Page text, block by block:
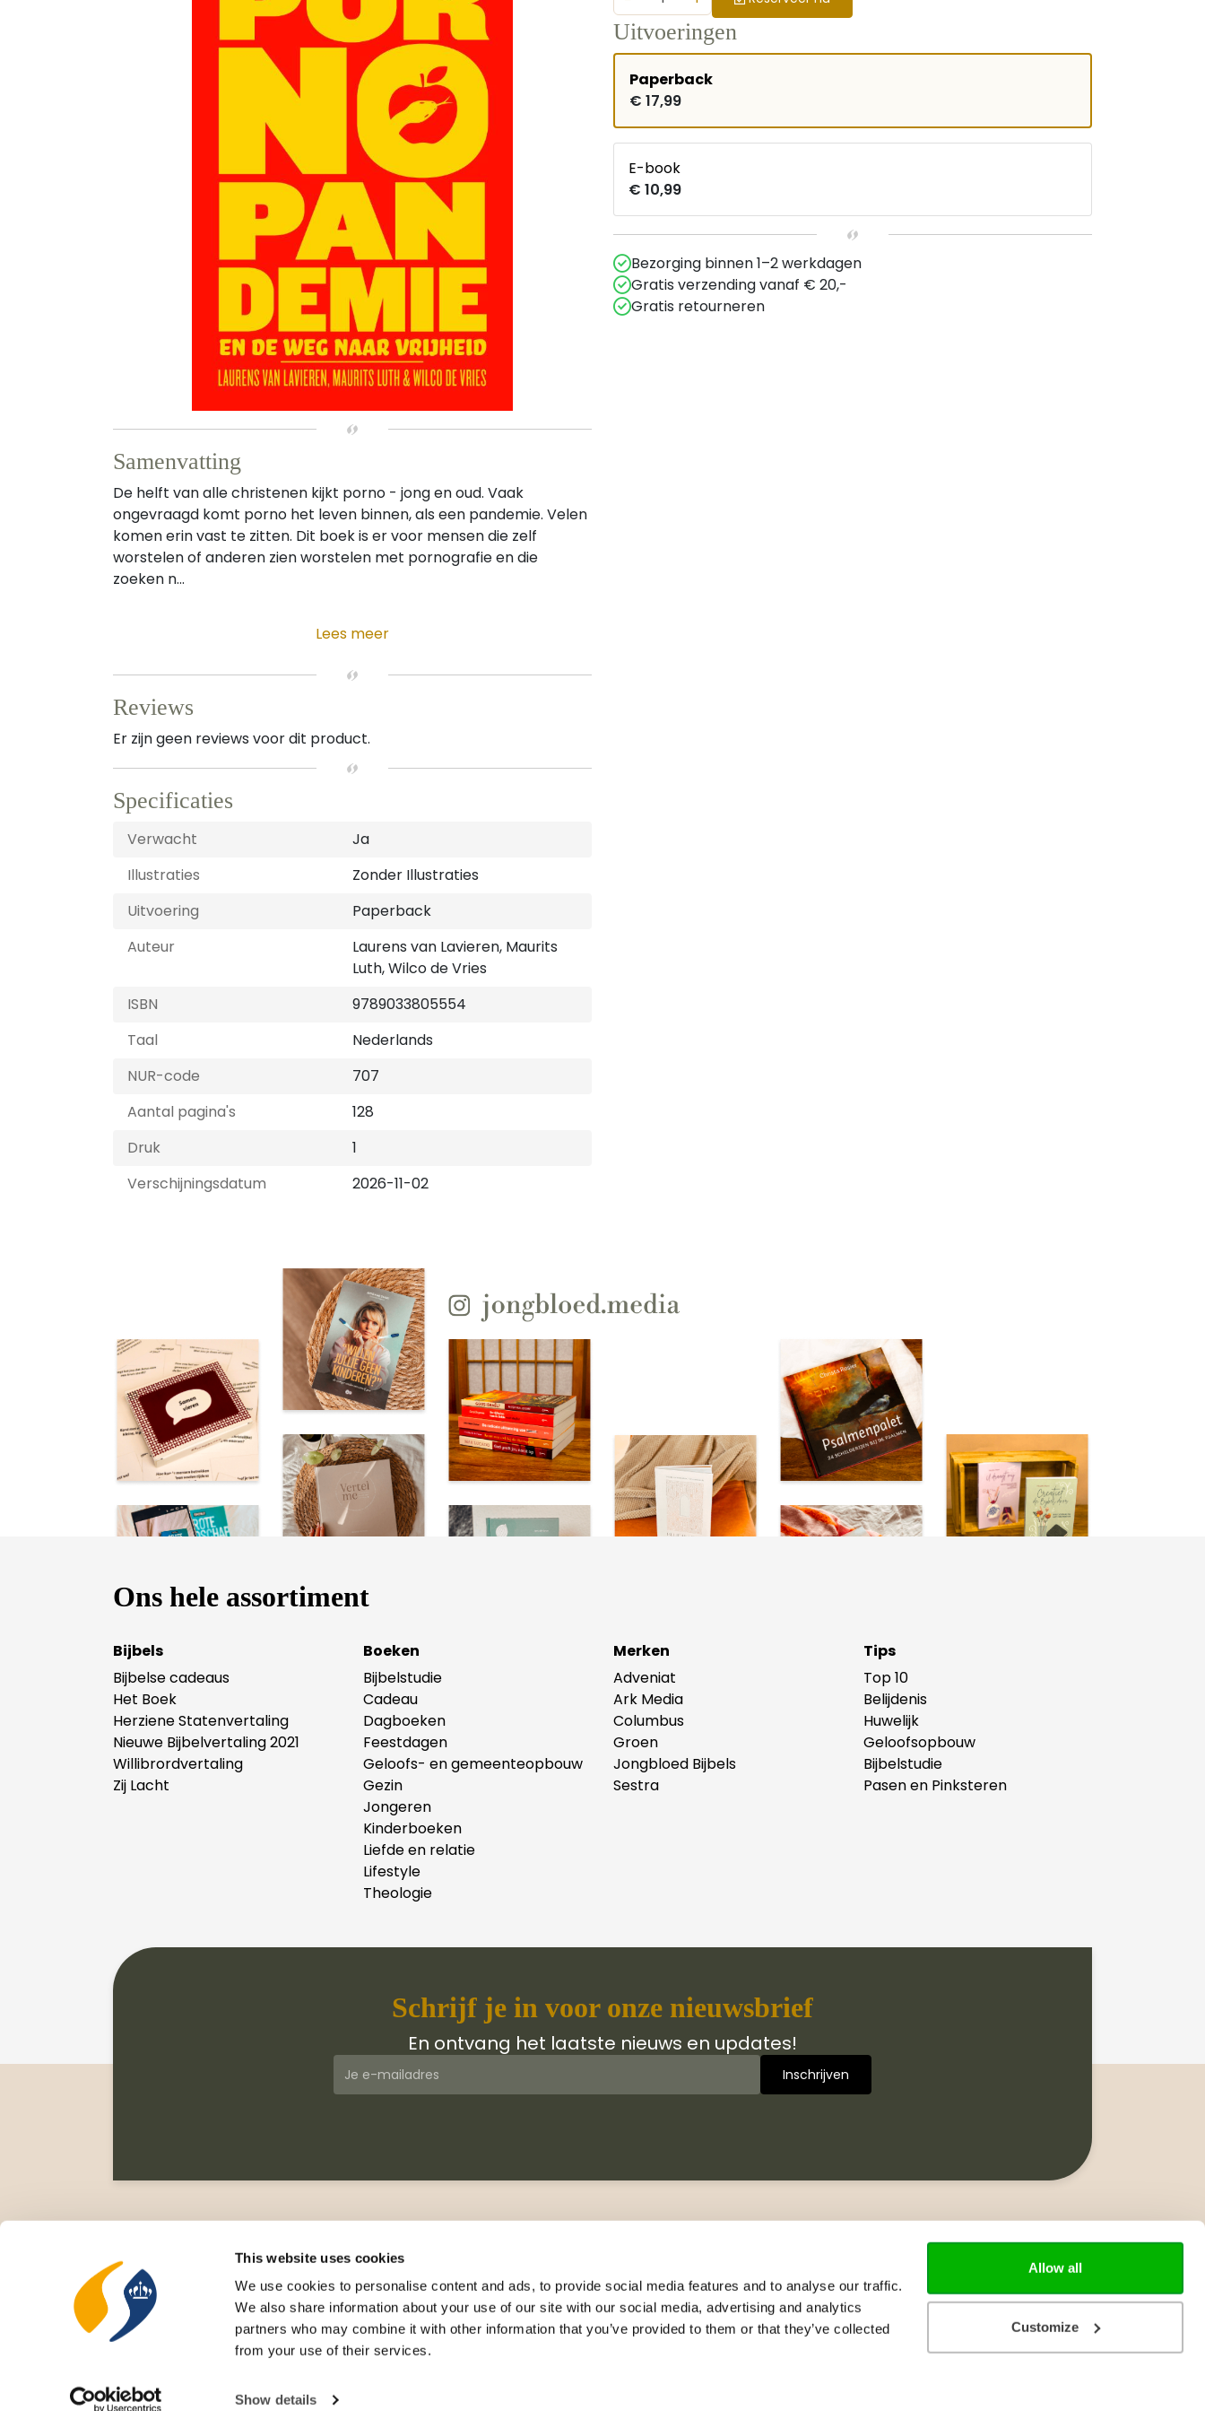
This website uses cookies
We use cookies to personalise content and ads, to provide social media features and to analyse our traffic.
We also share information about your use of our site with our social media, advertising and analytics
partners who may combine it with other information that you’ve provided to them or that they’ve collected
from your use of their services.
Show details
Allow all
Customize
Samenvatting
De helft van alle christenen kijkt porno - jong en oud. Vaak
ongevraagd komt porno het leven binnen, als een pandemie. Velen
komen erin vast te zitten. Dit boek is er voor mensen die zelf
worstelen of anderen zien worstelen met pornografie en die
zoeken n...
Lees meer
Reviews
Er zijn geen reviews voor dit product.
Specificaties
Verwacht
Ja
Illustraties
Zonder Illustraties
Uitvoering
Paperback
Auteur
Laurens van Lavieren, Maurits
Luth, Wilco de Vries
ISBN
9789033805554
Taal
Nederlands
NUR-code
707
Aantal pagina's
128
Druk
1
Verschijningsdatum
2026-11-02
Uitvoeringen
Paperback
€ 17,99
E-book
€ 10,99
Bezorging binnen 1–2 werkdagen
Gratis verzending vanaf € 20,-
Gratis retourneren
Ons hele assortiment
Bijbels
Bijbelse cadeaus
Het Boek
Herziene Statenvertaling
Nieuwe Bijbelvertaling 2021
Willibrordvertaling
Zij Lacht
Boeken
Bijbelstudie
Cadeau
Dagboeken
Feestdagen
Geloofs- en gemeenteopbouw
Gezin
Jongeren
Kinderboeken
Liefde en relatie
Lifestyle
Theologie
Merken
Adveniat
Ark Media
Columbus
Groen
Jongbloed Bijbels
Sestra
Tips
Top 10
Belijdenis
Huwelijk
Geloofsopbouw
Bijbelstudie
Pasen en Pinksteren
Schrijf je in voor onze nieuwsbrief
En ontvang het laatste nieuws en updates!
Veelgestelde vragen
Leveringsvoorwaarden
Privacy Statement
Retourneren
Wie zijn wij
Geschiedenis
Catalogus
Nieuwsbrieven
Recensie exemplaar
Neem contact met ons op
Adresgegevens
Celsiusweg 41, 8912 AM